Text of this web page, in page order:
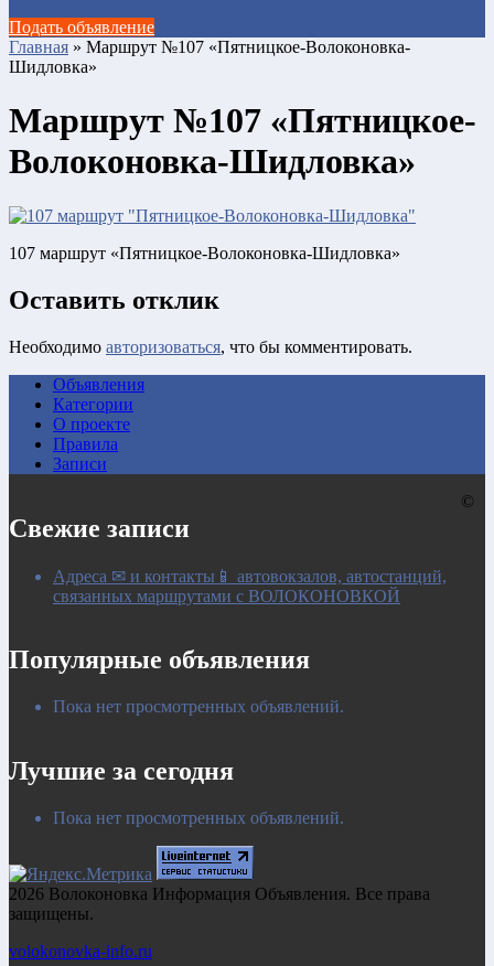
Подать объявление
Главная » Маршрут №107 «Пятницкое-Волоконовка-
Шидловка»
Маршрут №107 «Пятницкое-
Волоконовка-Шидловка»
107 маршрут «Пятницкое-Волоконовка-Шидловка»
Оставить отклик
Необходимо авторизоваться, что бы комментировать.
Объявления
Категории
О проекте
Правила
Записи
Свежие записи
Адреса ✉ и контакты📱 автовокзалов, автостанций,
связанных маршрутами с ВОЛОКОНОВКОЙ
Популярные объявления
Пока нет просмотренных объявлений.
Лучшие за сегодня
Пока нет просмотренных объявлений.
©
2026 Волоконовка Информация Объявления. Все права
защищены.
volokonovka-info.ru